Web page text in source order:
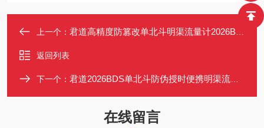
上一个： 君道高精度防篡改单北斗明渠流量计2026BDS
返回列表
下一个： 君道2026BDS单北斗防伪授时便携明渠流量计
在线留言